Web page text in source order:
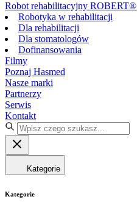
Robot rehabilitacyjny ROBERT®
Robotyka w rehabilitacji
Dla rehabilitacji
Dla stomatologów
Dofinansowania
Filmy
Poznaj Hasmed
Nasze marki
Partnerzy
Serwis
Kontakt
Kategorie
Kategorie